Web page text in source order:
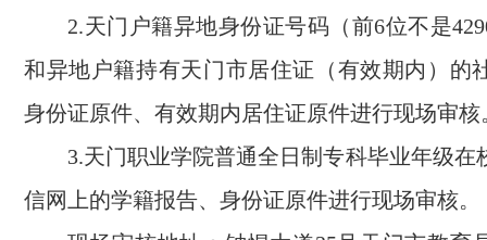
2.天门户籍异地身份证号码（前6位不是
和异地户籍持有天门市居住证（有效期内）的
身份证原件、有效期内居住证原件进行现场审核
3.天门职业学院普通全日制专科毕业年级在
信网上的学籍报告、身份证原件进行现场审核。